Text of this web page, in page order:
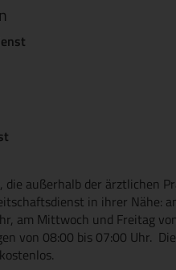
außerhalb der ärztlichen
in ihrer Nähe:
am Mittwoch und Freitag
von 08:00 bis 07:00 Uhr.